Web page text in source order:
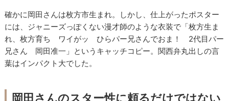
確かに岡田さんは枚方市生まれ。しかし、仕上がったポスター
には、ジャニーズっぽくない漫才師のような衣装で「枚方生ま
れ、枚方育ち ワイがッ ひらパー兄さんでおま！ 2代目パー
兄さん 岡田准一」というキャッチコピー。関西弁丸出しの言
葉はインパクト大でした。
岡田さんのスター性に頼るだけではない